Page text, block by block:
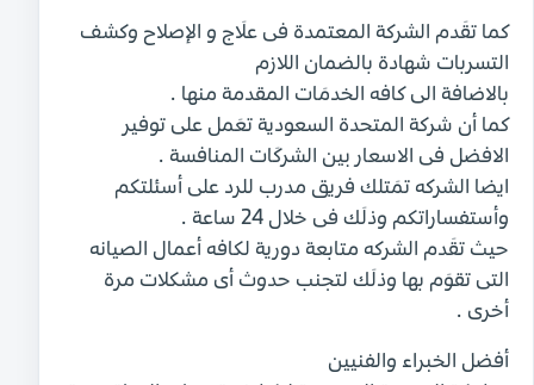
كما تقَدم الشركة المعتمدة فى علَاج و الإصلاح وكشف
التسربات شهادة بالضمان اللازم
بالاضافة الى كافه الخدمَات المقدمة منها .
كما أن شركة المتحدة السعودية تعَمل على توفير
الافضل فى الاسعار بين الشركَات المنافسة .
ايضا الشركه تمَتلك فريق مدرب للرد على أسئلتكم
وأستفساراتكم وذلَك فى خلال 24 ساعة .
حيث تقَدم الشركه متابعة دورية لكافه أعمال الصيانه
التى تقوَم بها وذلَك لتجنب حدوث أى مشكلات مرة
أخرى .
أفضل الخبراء والفنيين